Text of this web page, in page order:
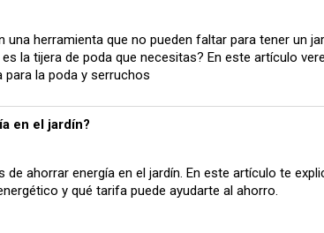
una herramienta que no pueden faltar para tener un
la tijera de poda que necesitas? En este artículo
la poda y serruchos
en el jardín?
de ahorrar energía en el jardín. En este artículo te
y qué tarifa puede ayudarte al ahorro.